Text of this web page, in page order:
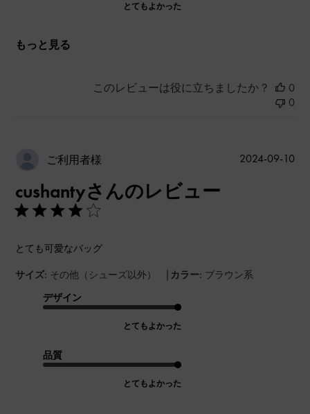
とてもよかった
もっと見る
このレビューは役に立ちましたか？
0
0
ご利用者様
cushantyさんのレビュー
とても可愛なバッグ
サイズ: その他（シューズ以外） | カラー: ブラウン系
デザイン
とてもよかった
品質
とてもよかった
公
2024-09-10